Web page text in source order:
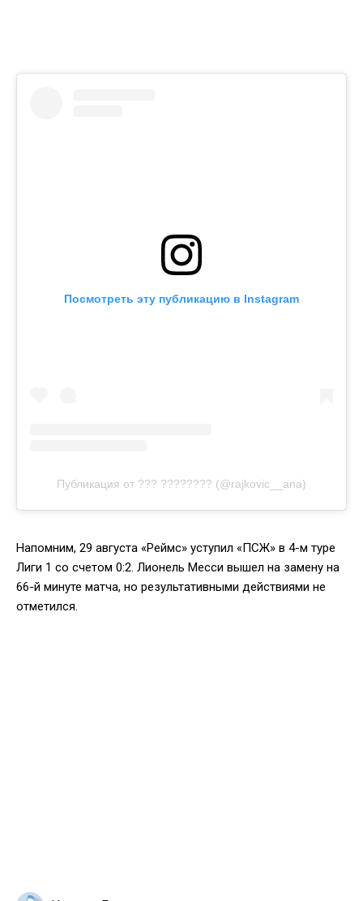
Посмотреть эту публикацию в Instagram
Публикация от ??? ???????? (@rajkovic__ana)
Напомним, 29 августа «Реймс» уступил «ПСЖ» в 4-м туре
Лиги 1 со счетом 0:2. Лионель Месси вышел на замену на
66-й минуте матча, но результативными действиями не
отметился.